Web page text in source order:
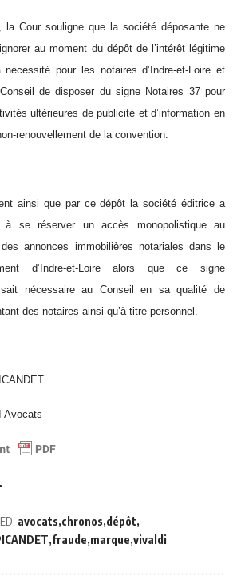
la Cour souligne que la société déposante ne
au moment du dépôt de l’intérêt légitime
pour les notaires d’Indre-et-Loire et
de disposer du signe Notaires 37 pour
ultérieures de publicité et d’information en
renouvellement de la convention.
ainsi que par ce dépôt la société éditrice a
à se réserver un accès monopolistique au
annonces immobilières notariales dans le
d’Indre-et-Loire alors que ce signe
nécessaire au Conseil en sa qualité de
des notaires ainsi qu’à titre personnel.
Avocats
avocats chronos dépôt
fraude marque vivaldi